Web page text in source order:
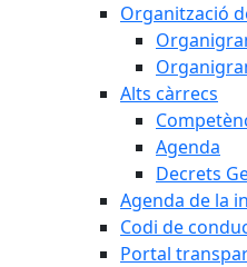
Organització
Alts càrrecs
Agenda
Decrets
Agenda de la
Codi de
Portal